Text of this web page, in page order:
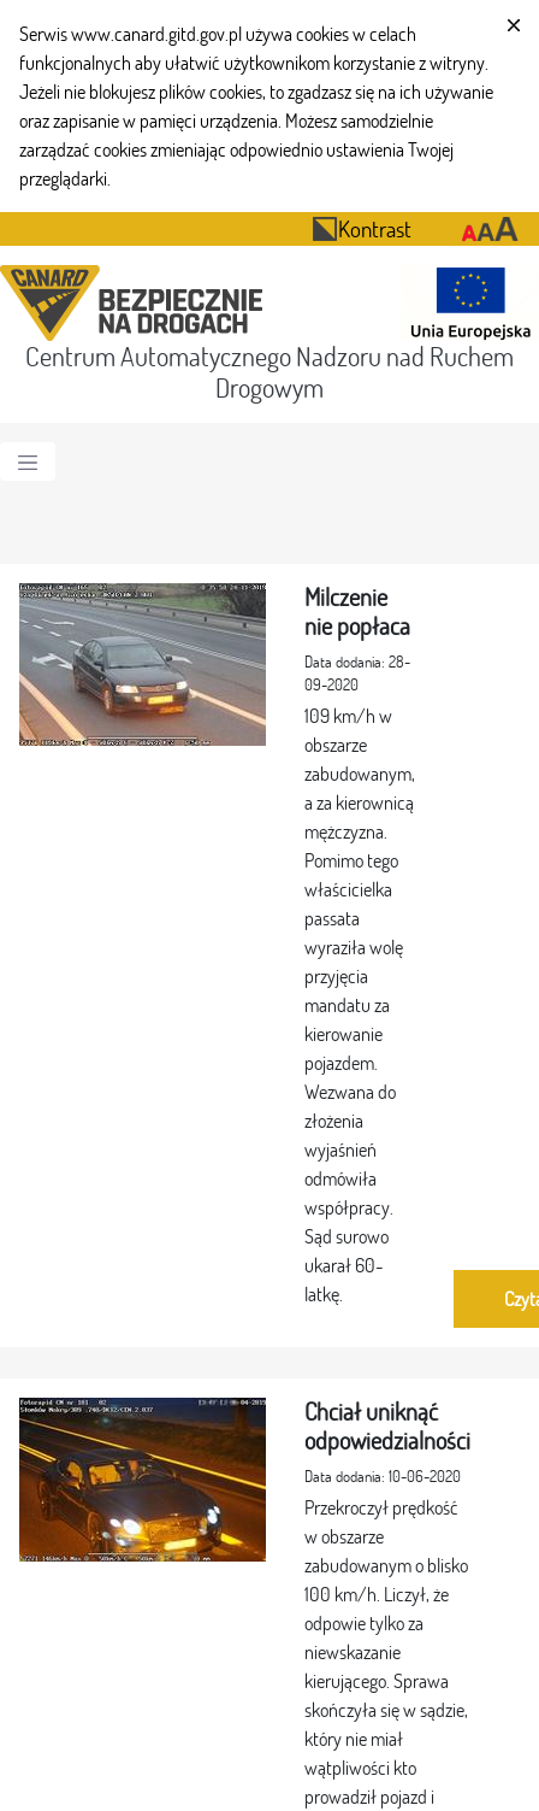
Serwis www.canard.gitd.gov.pl używa cookies w celach
funkcjonalnych aby ułatwić użytkownikom korzystanie z witryny.
Jeżeli nie blokujesz plików cookies, to zgadzasz się na ich używanie
oraz zapisanie w pamięci urządzenia. Możesz samodzielnie
zarządzać cookies zmieniając odpowiednio ustawienia Twojej
przeglądarki.
Kontrast
Centrum Automatycznego Nadzoru nad Ruchem
Drogowym
Milczenie
nie popłaca
Data dodania: 28-
09-2020
109 km/h w
obszarze
zabudowanym,
a za kierownicą
mężczyzna.
Pomimo tego
właścicielka
passata
wyraziła wolę
przyjęcia
mandatu za
kierowanie
pojazdem.
Wezwana do
złożenia
wyjaśnień
odmówiła
współpracy.
Sąd surowo
ukarał 60-
latkę.
Chciał uniknąć
odpowiedzialności
Data dodania: 10-06-2020
Przekroczył prędkość
w obszarze
zabudowanym o blisko
100 km/h. Liczył, że
odpowie tylko za
niewskazanie
kierującego. Sprawa
skończyła się w sądzie,
który nie miał
wątpliwości kto
prowadził pojazd i